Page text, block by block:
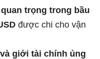
trọng trong bầu
được chi cho vận
giới tài chính ủng